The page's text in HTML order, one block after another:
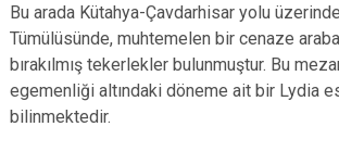
Bu arada Kütahya-Çavdarhisar yolu
Tümülüsünde, muhtemelen bir cenaze
bırakılmış tekerlekler bulunmuştur. Bu
egemenliği altındaki döneme ait bir Lydia
bilinmektedir.